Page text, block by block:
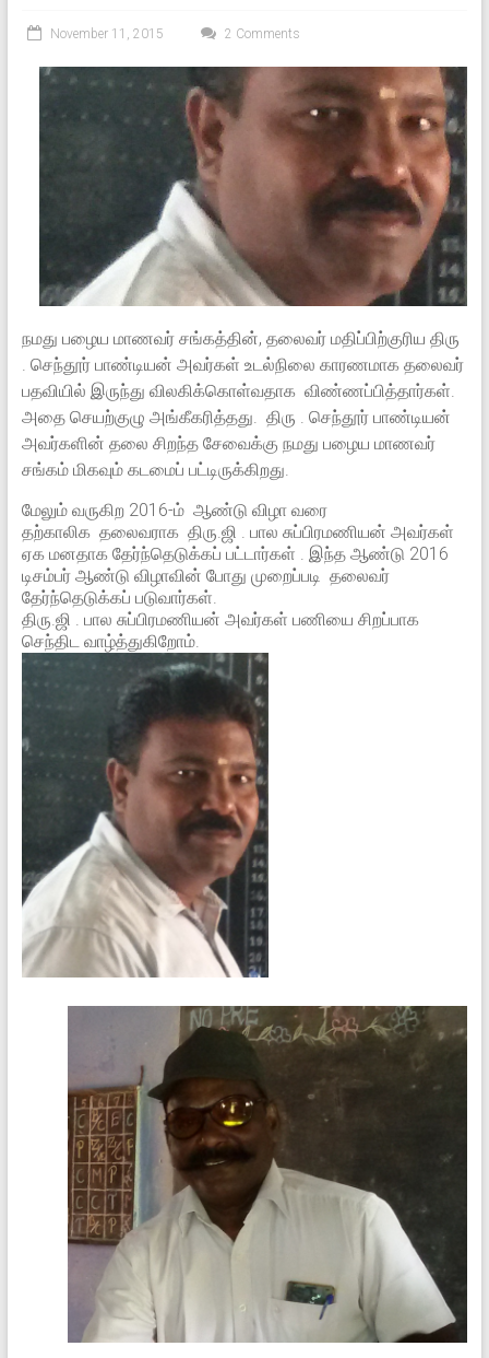
November 11, 2015 2 Comments
நமது பழைய மாணவர் சங்கத்தின், தலைவர் மதிப்பிற்குரிய திரு
. செந்தூர் பாண்டியன் அவர்கள் உடல்நிலை காரணமாக தலைவர்
பதவியில் இருந்து விலகிக்கொள்வதாக விண்ணப்பித்தார்கள்.
அதை செயற்குழு அங்கீகரித்தது. திரு . செந்தூர் பாண்டியன்
அவர்களின் தலை சிறந்த சேவைக்கு நமது பழைய மாணவர்
சங்கம் மிகவும் கடமைப் பட்டிருக்கிறது.
மேலும் வருகிற 2016-ம் ஆண்டு விழா வரை
தற்காலிக தலைவராக திரு.ஜி . பால சுப்பிரமணியன் அவர்கள்
ஏக மனதாக தேர்ந்தெடுக்கப் பட்டார்கள் . இந்த ஆண்டு 2016
டிசம்பர் ஆண்டு விழாவின் போது முறைப்படி தலைவர்
தேர்ந்தெடுக்கப் படுவார்கள்.
திரு.ஜி . பால சுப்பிரமணியன் அவர்கள் பணியை சிறப்பாக
செந்திட வாழ்த்துகிறோம்.